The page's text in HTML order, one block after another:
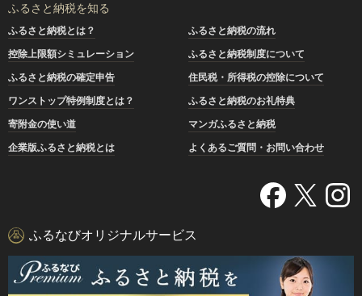
ふるさと納税を知る
ふるさと納税とは？
ふるさと納税の流れ
控除上限額シミュレーション
ふるさと納税制度について
ふるさと納税の確定申告
住民税・所得税の控除について
ワンストップ特例制度とは？
ふるさと納税のお礼特典
寄附金の使い道
マンガふるさと納税
企業版ふるさと納税とは
よくあるご質問・お問い合わせ
ふるなびオリジナルサービス